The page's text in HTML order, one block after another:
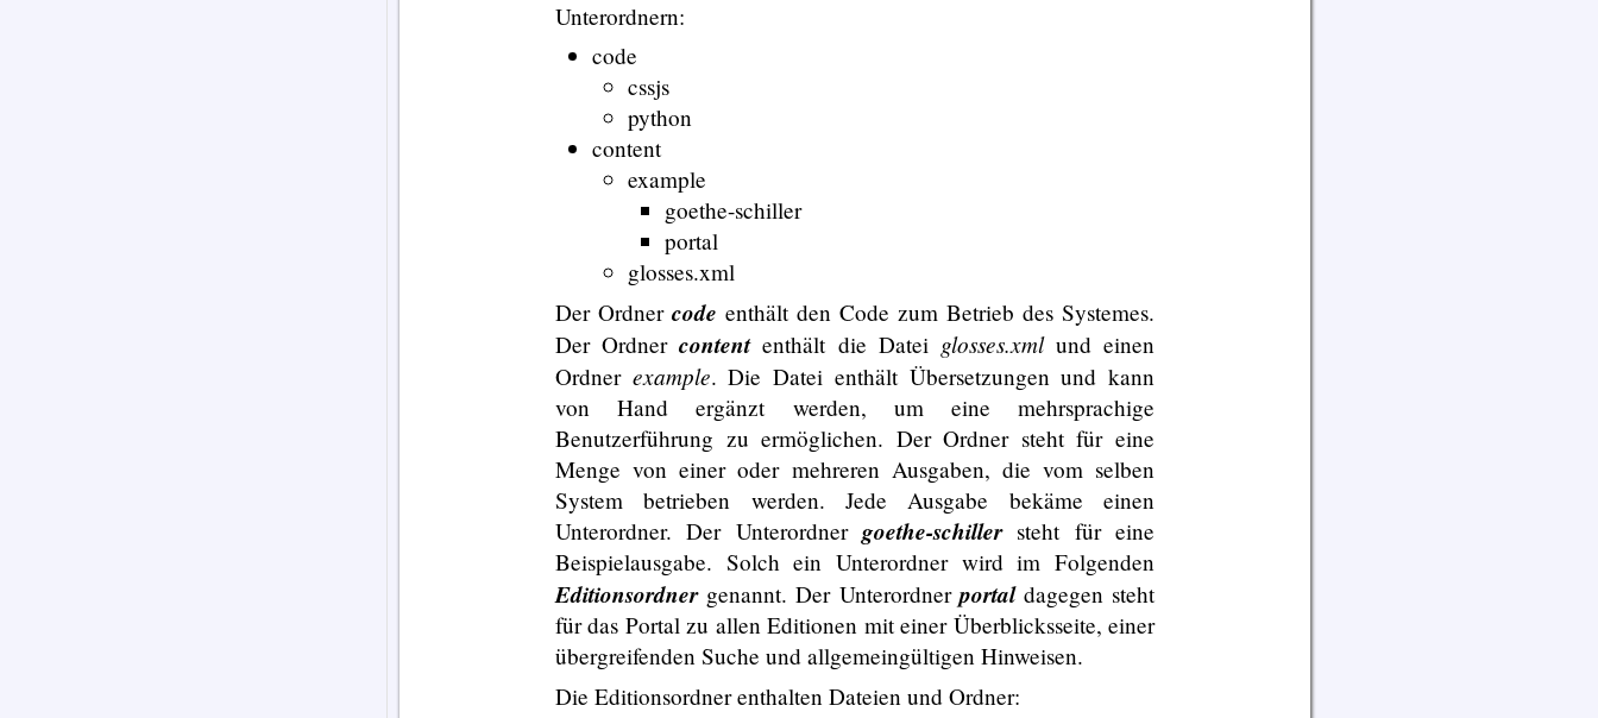
Unterordnern:
code
cssjs
python
content
example
goethe-schiller
portal
glosses.xml
Der Ordnercode enthält den Code zum Betrieb des Systemes.
Der Ordnercontententhält die Datei glosses.xmlund einen
Ordner example. Die Datei enthält Übersetzungen und kann
von Hand ergänzt werden, um eine mehrsprachige
Benutzerführung zu ermöglichen. Der Ordner steht für eine
Menge von einer oder mehreren Ausgaben, die vom selben
System betrieben werden. Jede Ausgabe bekäme einen
Unterordner. Der Unterordnergoethe-schillersteht für eine
Beispielausgabe. Solch ein Unterordner wird im Folgenden
Editionsordnergenannt. Der Unterordnerportaldagegen steht
für das Portal zu allen Editionen mit einer Überblicksseite, einer
übergreifenden Suche und allgemeingültigen Hinweisen.
Die Editionsordner enthalten Dateien und Ordner: